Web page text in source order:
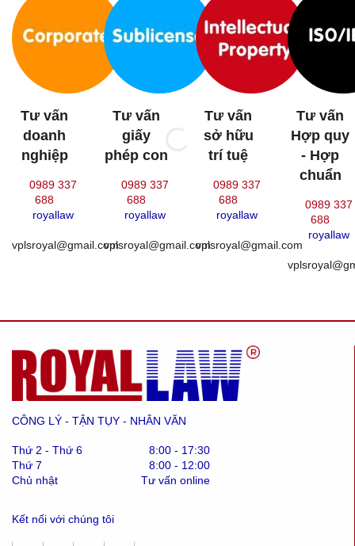
Tư vấn
doanh
nghiệp
0989 337
688
royallaw
vplsroyal@gmail.com
Tư vấn
giấy
phép con
0989 337
688
royallaw
vplsroyal@gmail.com
Tư vấn
sở hữu
trí tuệ
0989 337
688
royallaw
vplsroyal@gmail.com
Tư vấn
Hợp quy
- Hợp
chuẩn
0989 337
688
royallaw
CÔNG LÝ - TẬN TỤY - NHÂN VĂN
Thứ 2 - Thứ 6
8:00 - 17:30
Thứ 7
8:00 - 12:00
Chủ nhật
Tư vấn online
Kết nối với chúng tôi